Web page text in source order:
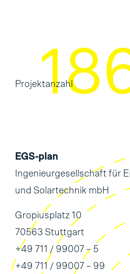
Projektanzahl
EGS-plan
Ingenieurgesellschaft für
und Solartechnik mbH
Gropiusplatz 10
70563 Stuttgart
+49 711 / 99007 – 5
+49 711 / 99007 – 99